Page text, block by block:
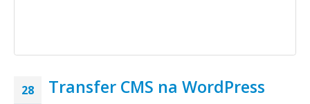
28 Transfer CMS na WordPress